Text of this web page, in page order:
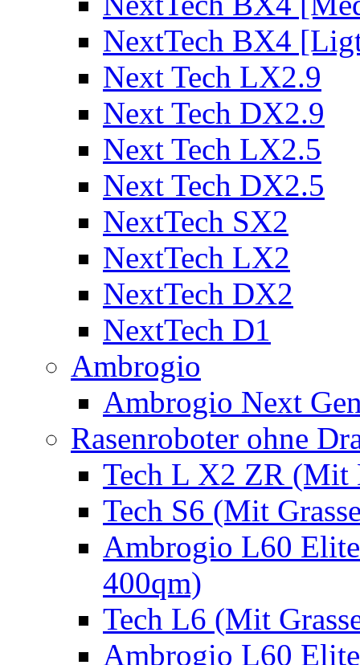
NextTech BX4
Next Tech LX2.9
Next Tech DX2.9
Next Tech LX2.5
Next Tech DX2.5
NextTech SX2
NextTech LX2
NextTech DX2
NextTech D1
Ambrogio
Ambrogio Next
Rasenroboter ohne
Tech L X2 ZR (Mit
Tech S6 (Mit
Ambrogio L60
400qm)
Tech L6 (Mit
Ambrogio L60